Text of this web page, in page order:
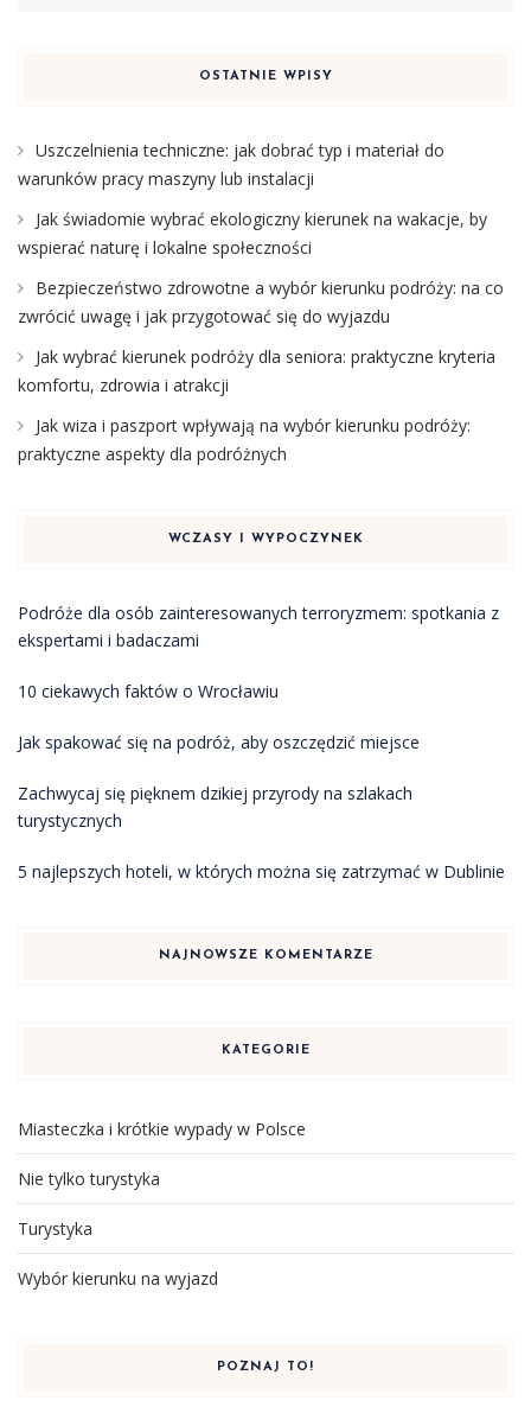
OSTATNIE WPISY
Uszczelnienia techniczne: jak dobrać typ i materiał do
warunków pracy maszyny lub instalacji
Jak świadomie wybrać ekologiczny kierunek na wakacje, by
wspierać naturę i lokalne społeczności
Bezpieczeństwo zdrowotne a wybór kierunku podróży: na co
zwrócić uwagę i jak przygotować się do wyjazdu
Jak wybrać kierunek podróży dla seniora: praktyczne kryteria
komfortu, zdrowia i atrakcji
Jak wiza i paszport wpływają na wybór kierunku podróży:
praktyczne aspekty dla podróżnych
WCZASY I WYPOCZYNEK
Podróże dla osób zainteresowanych terroryzmem: spotkania z
ekspertami i badaczami
10 ciekawych faktów o Wrocławiu
Jak spakować się na podróż, aby oszczędzić miejsce
Zachwycaj się pięknem dzikiej przyrody na szlakach
turystycznych
5 najlepszych hoteli, w których można się zatrzymać w Dublinie
NAJNOWSZE KOMENTARZE
KATEGORIE
Miasteczka i krótkie wypady w Polsce
Nie tylko turystyka
Turystyka
Wybór kierunku na wyjazd
POZNAJ TO!